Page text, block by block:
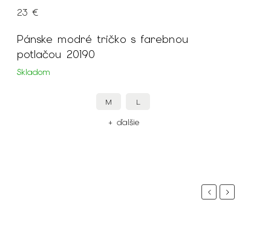
Pánske modré tričko s farebnou
potlačou 20190
Skladom
23 €
M L
+ ďalšie
PreviousNext